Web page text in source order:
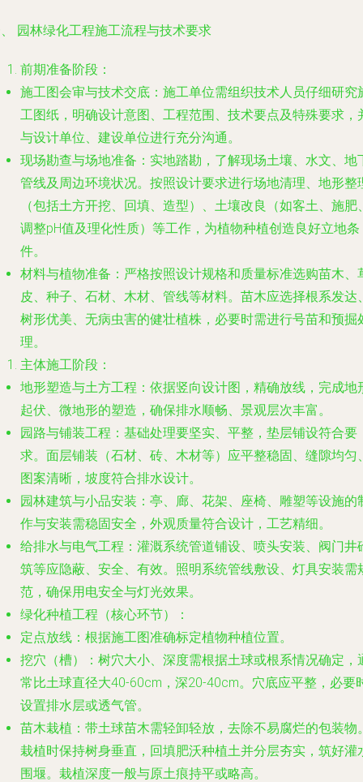
园林绿化工程施工流程与技术要求
前期准备阶段 ：
施工图会审与技术交底 ：施工单位需组织技术人员仔细研究
工图纸，明确设计意图、工程范围、技术要点及特殊要求，
与设计单位、建设单位进行充分沟通。
现场勘查与场地准备 ：实地踏勘，了解现场土壤、水文、地
管线及周边环境状况。按照设计要求进行场地清理、地形整
（包括土方开挖、回填、造型）、土壤改良（如客土、施肥
调整pH值及理化性质）等工作，为植物种植创造良好立地条
件。
材料与植物准备 ：严格按照设计规格和质量标准选购苗木、
皮、种子、石材、木材、管线等材料。苗木应选择根系发达
树形优美、无病虫害的健壮植株，必要时需进行号苗和预掘
理。
主体施工阶段 ：
地形塑造与土方工程 ：依据竖向设计图，精确放线，完成地
起伏、微地形的塑造，确保排水顺畅、景观层次丰富。
园路与铺装工程 ：基础处理要坚实、平整，垫层铺设符合要
求。面层铺装（石材、砖、木材等）应平整稳固、缝隙均匀
图案清晰，坡度符合排水设计。
园林建筑与小品安装 ：亭、廊、花架、座椅、雕塑等设施的
作与安装需稳固安全，外观质量符合设计，工艺精细。
给排水与电气工程 ：灌溉系统管道铺设、喷头安装、阀门井
筑等应隐蔽、安全、有效。照明系统管线敷设、灯具安装需
范，确保用电安全与灯光效果。
绿化种植工程（核心环节）
：
定点放线 ：根据施工图准确标定植物种植位置。
挖穴（槽）
：树穴大小、深度需根据土球或根系情况确定，
常比土球直径大40-60cm，深20-40cm。穴底应平整，必要
设置排水层或透气管。
苗木栽植 ：带土球苗木需轻卸轻放，去除不易腐烂的包装物
栽植时保持树身垂直，回填肥沃种植土并分层夯实，筑好灌
围堰。栽植深度一般与原土痕持平或略高。